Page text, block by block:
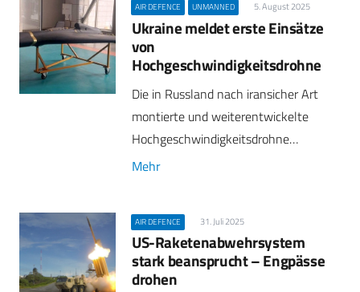
AIR DEFENCE UNMANNED 5. August 2025
Ukraine meldet erste Einsätze
von
Hochgeschwindigkeitsdrohne
Die in Russland nach iransicher Art
montierte und weiterentwickelte
Hochgeschwindigkeitsdrohne…
Mehr
AIR DEFENCE 31. Juli 2025
US-Raketenabwehrsystem
stark beansprucht – Engpässe
drohen